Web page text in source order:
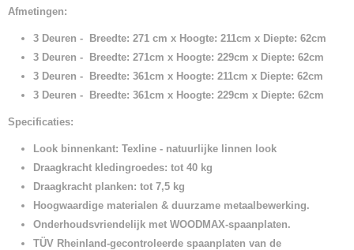
Afmetingen:
3 Deuren - Breedte: 271 cm x Hoogte: 211cm x Diepte: 62cm
3 Deuren - Breedte: 271cm x Hoogte: 229cm x Diepte: 62cm
3 Deuren - Breedte: 361cm x Hoogte: 211cm x Diepte: 62cm
3 Deuren - Breedte: 361cm x Hoogte: 229cm x Diepte: 62cm
Specificaties:
Look binnenkant: Texline - natuurlijke linnen look
Draagkracht kledingroedes: tot 40 kg
Draagkracht planken: tot 7,5 kg
Hoogwaardige materialen & duurzame metaalbewerking.
Onderhoudsvriendelijk met WOODMAX-spaanplaten.
TÜV Rheinland-gecontroleerde spaanplaten van de